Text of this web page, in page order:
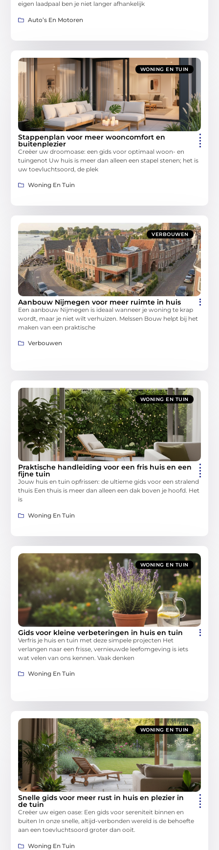
eigen laadpaal ben je niet langer afhankelijk
Auto’s En Motoren
WONING EN TUIN
Stappenplan voor meer wooncomfort en
buitenplezier
Creëer uw droomoase: een gids voor optimaal woon- en
tuingenot Uw huis is meer dan alleen een stapel stenen; het is
uw toevluchtsoord, de plek
Woning En Tuin
VERBOUWEN
Aanbouw Nijmegen voor meer ruimte in huis
Een aanbouw Nijmegen is ideaal wanneer je woning te krap
wordt, maar je niet wilt verhuizen. Melssen Bouw helpt bij het
maken van een praktische
Verbouwen
WONING EN TUIN
Praktische handleiding voor een fris huis en een
fijne tuin
Jouw huis en tuin opfrissen: de ultieme gids voor een stralend
thuis Een thuis is meer dan alleen een dak boven je hoofd. Het
is
Woning En Tuin
WONING EN TUIN
Gids voor kleine verbeteringen in huis en tuin
Verfris je huis en tuin met deze simpele projecten Het
verlangen naar een frisse, vernieuwde leefomgeving is iets
wat velen van ons kennen. Vaak denken
Woning En Tuin
WONING EN TUIN
Snelle gids voor meer rust in huis en plezier in
de tuin
Creëer uw eigen oase: Een gids voor sereniteit binnen en
buiten In onze snelle, altijd-verbonden wereld is de behoefte
aan een toevluchtsoord groter dan ooit.
Woning En Tuin